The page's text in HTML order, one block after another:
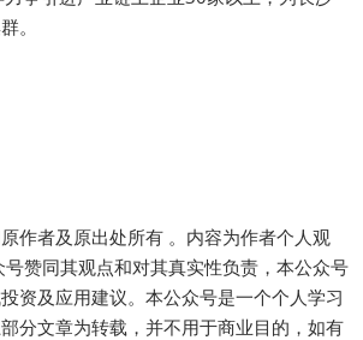
。
作者及原出处所有 。内容为作者个人观
赞同其观点和对其真实性负责，本公众号
资及应用建议。本公众号是一个个人学习
分文章为转载，并不用于商业目的，如有